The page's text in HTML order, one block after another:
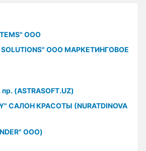
ООО
SOLUTIONS" ООО МАРКЕТИНГОВОЕ
(ASTRASOFT.UZ)
САЛОН КРАСОТЫ (NURATDINOVA
ООО)